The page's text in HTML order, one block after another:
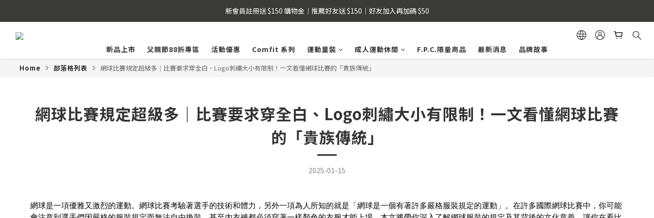
父親節限時優惠｜指定商品單件即享88折
新會員註冊送 $150 購物金｜推薦好友送 $150｜好友加入再加碼 $50
父親節限時優惠｜指定商品單件即享88折
新品上市 父親節88折專區 活動優惠 Comfit 系列 運動童裝 成人運動休閒 F.P.C.限量商品 最新消息 品牌故事
Home 部落格列表 網球比賽規定超級多｜比賽要求穿全白、Logo刺繡大小有限制！一文看懂網球比賽的「貴族傳統」
網球比賽規定超級多｜比賽要求穿全白、Logo刺繡大小有限制！一文看懂網球比賽
的「貴族傳統」
2025-01-15
網球是一項優雅又激烈的運動。網球比賽考驗著選手的技術和體力，另外一項為人所知的就是「網球是一個有著許多嚴格服裝規定的運動」。在許多國際網球比賽中，你可能